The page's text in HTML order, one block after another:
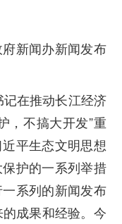
新闻办新闻发布
在推动长江经济
，不搞大开发”重
平生态文明思想
护的一系列举措
系列的新闻发布
成果和经验。今